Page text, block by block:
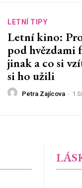
LETNÍ TIPY
Letní kino:
pod hvězdami
jinak a co si
si ho užili
Petra Zajícova - 1